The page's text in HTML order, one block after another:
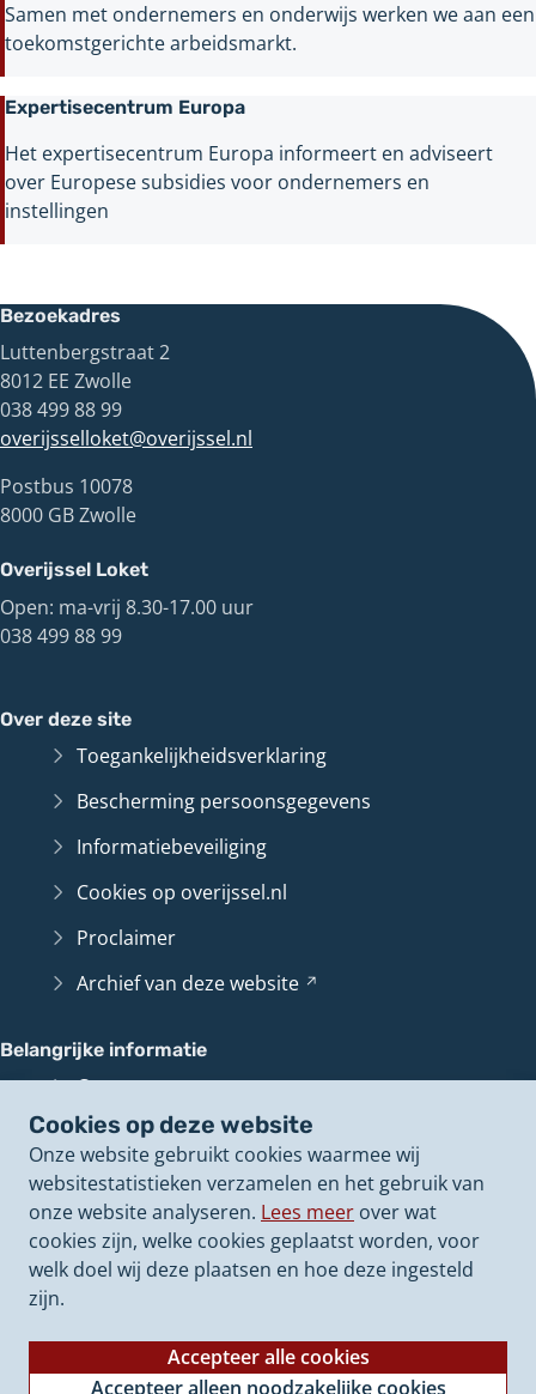
Cookies op deze website
Onze website gebruikt cookies waarmee wij
websitestatistieken verzamelen en het gebruik van
onze website analyseren. Lees meer over wat
cookies zijn, welke cookies geplaatst worden, voor
welk doel wij deze plaatsen en hoe deze ingesteld
zijn.
Accepteer alle cookies
Accepteer alleen noodzakelijke cookies
Samen met ondernemers en onderwijs werken we aan een
toekomstgerichte arbeidsmarkt.
Expertisecentrum Europa
Het expertisecentrum Europa informeert en adviseert
over Europese subsidies voor ondernemers en
instellingen
Bezoekadres
Luttenbergstraat 2
8012 EE Zwolle
038 499 88 99
overijsselloket@overijssel.nl
Postbus 10078
8000 GB Zwolle
Overijssel Loket
Open: ma-vrij 8.30-17.00 uur
038 499 88 99
Over deze site
Toegankelijkheidsverklaring
Bescherming persoonsgegevens
Informatiebeveiliging
Cookies op overijssel.nl
Proclaimer
Archief van dezewebsite
Belangrijke informatie
Contact en route
OverijsselLoket
(Verwijst
naar
een
andere
website)
Perswoordvoerders
Onze politiekebesluiten
(Verwijst
naar
een
website)
Onzevacatures
(Verwijst
andere
website)